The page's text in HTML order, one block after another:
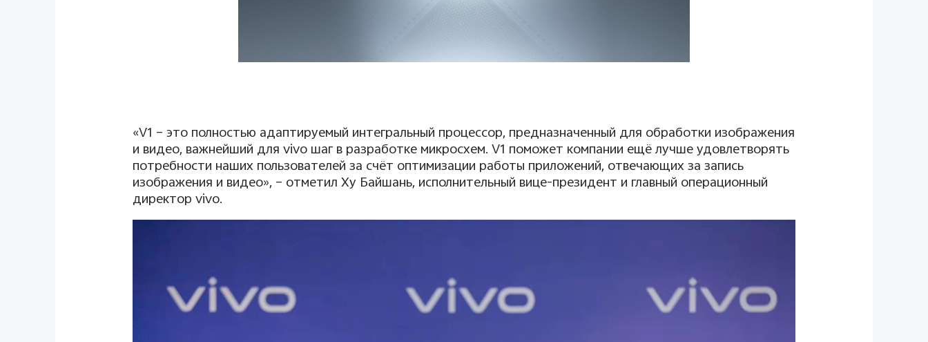
«V1 – это полностью адаптируемый интегральный процессор, предназначенный для обработки изображения
и видео, важнейший дляvivoшаг в разработке микросхем.V1 поможет компании ещё лучше удовлетворять
потребности наших пользователей за счёт оптимизации работы приложений, отвечающих за запись
изображения и видео», – отметил Ху Байшань, исполнительный вице-президент и главный операционный
директор vivo.